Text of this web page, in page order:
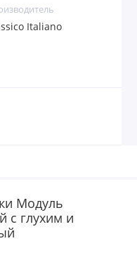
Italiano
Модуль
с глухим и